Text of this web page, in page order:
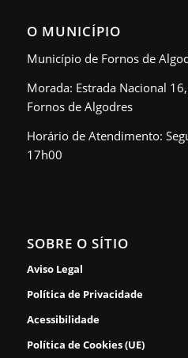
O MUNICÍPIO
Município de Fornos de
Morada: Estrada Nacional
Fornos de Algodres
Horário de Atendimento:
17h00
SOBRE O SÍTIO
Aviso Legal
Política de Privacidade
Acessibilidade
Política de Cookies (UE)